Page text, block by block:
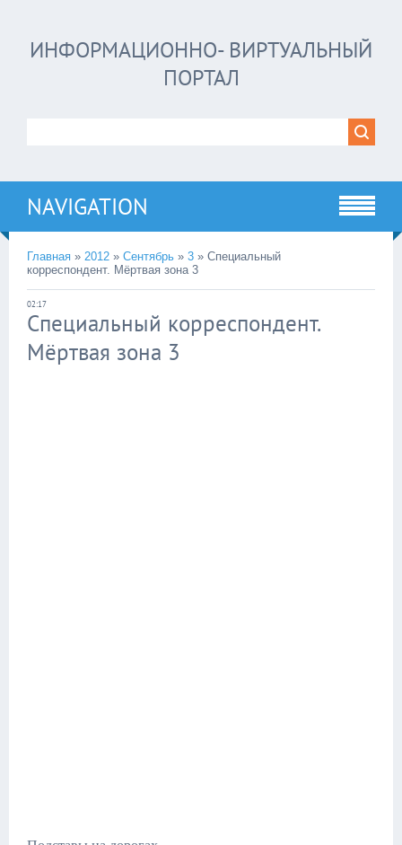
ИНФОРМАЦИОННО- ВИРТУАЛЬНЫЙ
ПОРТАЛ
NAVIGATION
Главная » 2012 » Сентябрь » 3 » Специальный
корреспондент. Мёртвая зона 3
02:17
Специальный корреспондент.
Мёртвая зона 3